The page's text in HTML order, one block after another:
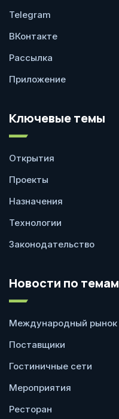
Telegram
ВКонтакте
Рассылка
Приложение
Ключевые темы
Открытия
Проекты
Назначения
Технологии
Законодательство
Новости по темам
Международный рынок
Поставщики
Гостиничные сети
Мероприятия
Ресторан